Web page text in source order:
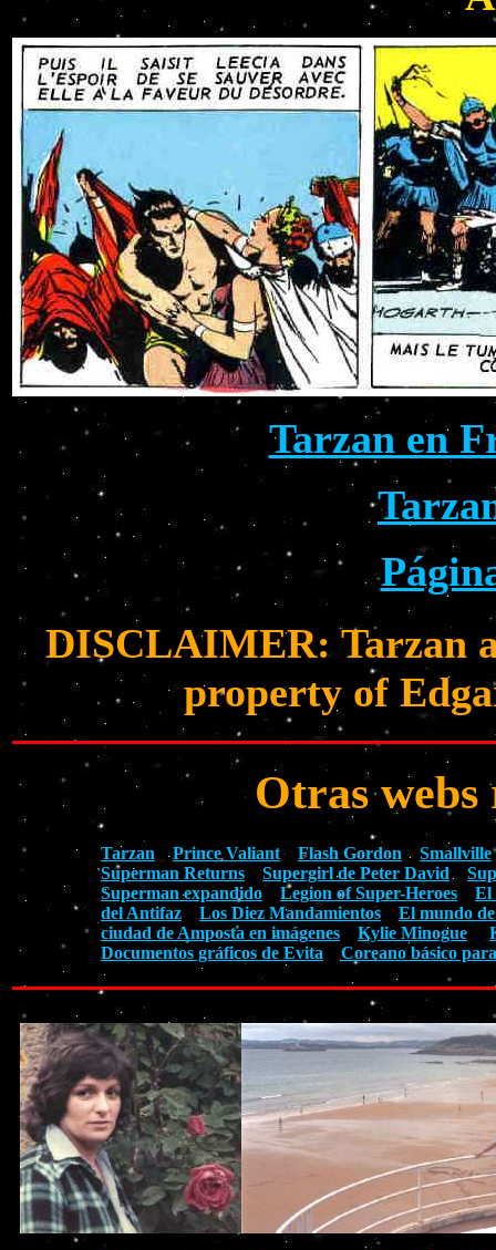
Tarzan en
DISCLAIMER: Tarzan
property of
Otras
Tarzan Prince Valiant Flash Gordon
Smallville
Superman Returns
Supergirl de Peter David
Superman expandido
Legion of Super-Heroes
El
del Antifaz
Los Diez Mandamientos
El mundo
ciudad de Amposta en imágenes
Kylie Minogue
Documentos gráficos de Evita
Coreano básico